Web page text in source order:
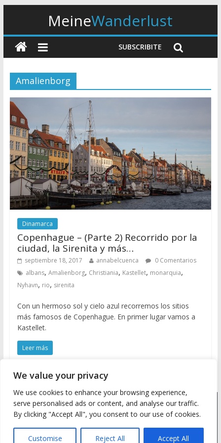
We value your privacy
We use cookies to enhance your browsing experience,
serve personalised ads or content, and analyse our traffic.
By clicking "Accept All", you consent to our use of cookies.
Customise Reject All Accept All
MeineWanderlust
SUBSCRIBITE
Amalienborg
Dinamarca
Copenhague – (Parte 2) Recorrido por la
ciudad, la Sirenita y más…
septiembre 18, 2017 annabelcuenca
0 Comentarios
albans, Amalienborg, Christiania, Kastellet, monarquia,
Nyhavn, rio, sirenita
Con un hermoso sol y cielo azul recorremos los sitios
más famosos de Copenhague. En primer lugar vamos a
Kastellet.
Leer más
Copyright © 2026Meine Wanderlust. Todos los derechos
reservados.
Tema: ColorMag by ThemeGrill. Desarrollado conWordPress